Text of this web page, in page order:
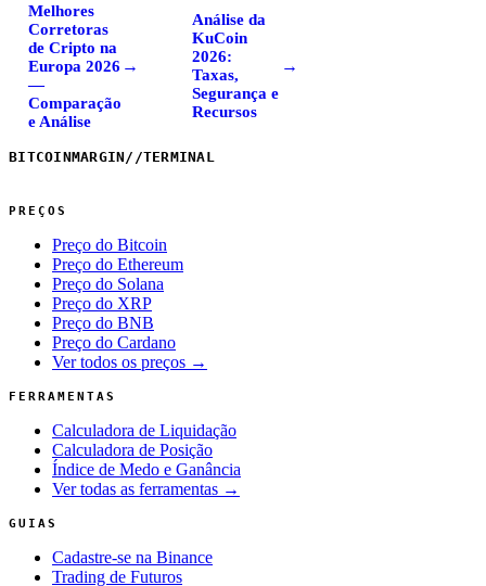
Melhores
Corretoras
de Cripto na
Europa 2026
—
Comparação
e Análise
→
Análise da
KuCoin
2026:
Taxas,
Segurança e
Recursos
→
BITCOINMARGIN //TERMINAL
PREÇOS
Preço do Bitcoin
Preço do Ethereum
Preço do Solana
Preço do XRP
Preço do BNB
Preço do Cardano
Ver todos os preços →
FERRAMENTAS
Calculadora de Liquidação
Calculadora de Posição
Índice de Medo e Ganância
Ver todas as ferramentas →
GUIAS
Cadastre-se na Binance
Trading de Futuros